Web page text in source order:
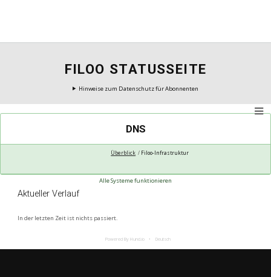
FILOO STATUSSEITE
Hinweise zum Datenschutz für Abonnenten
DNS
Überblick Filoo-Infrastruktur
Alle Systeme funktionieren
Aktueller Verlauf
In der letzten Zeit ist nichts passiert.
Powered By Hund.io Deutsch